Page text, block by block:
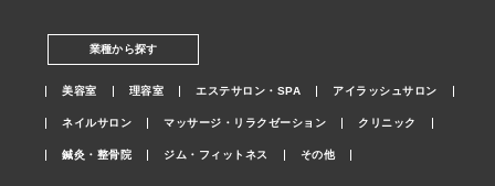
業種から探す
美容室 理容室 エステサロン・SPA アイラッシュサロン
ネイルサロン マッサージ・リラクゼーション クリニック
鍼灸・整骨院 ジム・フィットネス その他